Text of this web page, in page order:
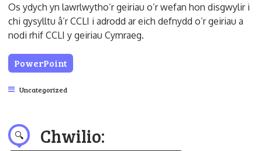
Os ydych yn lawrlwytho’r geiriau o’r wefan hon disgwylir i
chi gysylltu â’r CCLI i adrodd ar eich defnydd o’r geiriau a
nodi rhif CCLI y geiriau Cymraeg.
PowerPoint
Uncategorized
Chwilio: